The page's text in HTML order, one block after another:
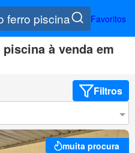
Favoritos
à venda em
Filtros
muita procura